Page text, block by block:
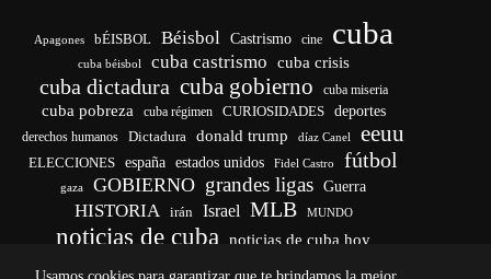
Apagones bÉISBOL Béisbol Castrismo cine cuba
cuba béisbol cuba castrismo cuba crisis
cuba dictadura cuba gobierno cuba miseria
cuba pobreza cuba régimen CURIOSIDADES deportes
derechos humanos Dictadura donald trump díaz Canel eeuu
ELECCIONES españa estados unidos Fidel Castro fútbol
gaza GOBIERNO grandes ligas Guerra
HISTORIA irán Israel MLB MUNDO
noticias de cuba
noticias de cuba hoy